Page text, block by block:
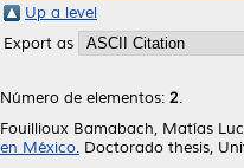
Up a level
Export as
Número de elementos: 2.
Fouillioux Bamabach, Matías
en México. Doctorado thesis,